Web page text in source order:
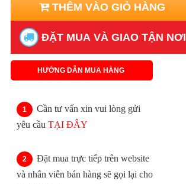
THÊM VÀO GIỎ HÀNG
ĐẶT MUA VÀ GIAO TẬN NƠI
HƯỚNG DẪN MUA HÀNG
Cần tư vấn xin vui lòng gửi
yêu cầu TẠI ĐÂY
Đặt mua trực tiếp trên website
và nhân viên bán hàng sẽ gọi lại cho